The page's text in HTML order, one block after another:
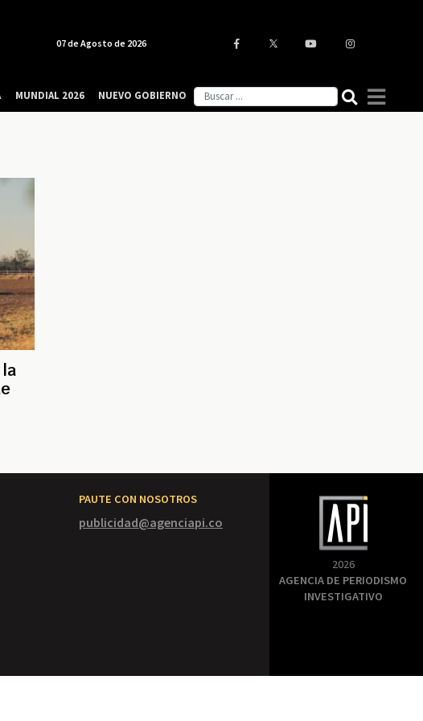
PAUTE CON NOSOTROS
publicidad@agenciapi.co
2026
AGENCIA DE PERIODISMO
INVESTIGATIVO
07 de Agosto de 2026
MUNDIAL 2026 NUEVO GOBIERNO